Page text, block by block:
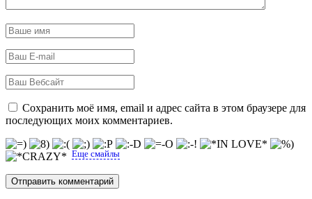
Сохранить моё имя, email и адрес сайта в этом браузере для
последующих моих комментариев.
Еще смайлы